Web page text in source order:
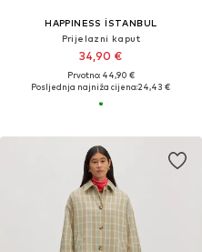
HAPPINESS İSTANBUL
Prijelazni kaput
34,90 €
Prvotno: 44,90 €
Posljednja najniža cijena:24,43 €